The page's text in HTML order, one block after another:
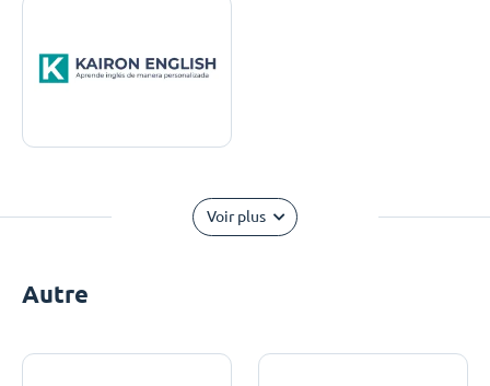
Voir plus
Autre